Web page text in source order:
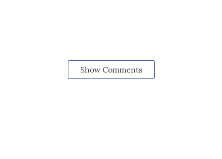
Show Comments